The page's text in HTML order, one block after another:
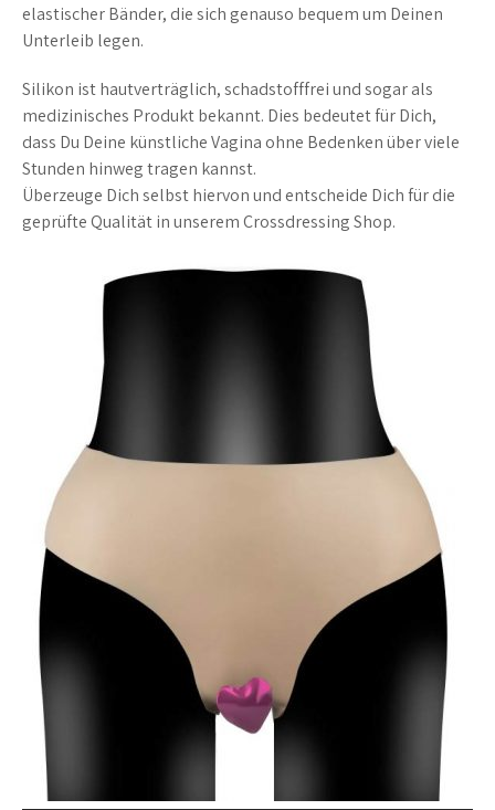
elastischer Bänder, die sich genauso bequem um Deinen
Unterleib legen.
Silikon ist hautverträglich, schadstofffrei und sogar als
medizinisches Produkt bekannt. Dies bedeutet für Dich,
dass Du Deine künstliche Vagina ohne Bedenken über viele
Stunden hinweg tragen kannst.
Überzeuge Dich selbst hiervon und entscheide Dich für die
geprüfte Qualität in unserem Crossdressing Shop.